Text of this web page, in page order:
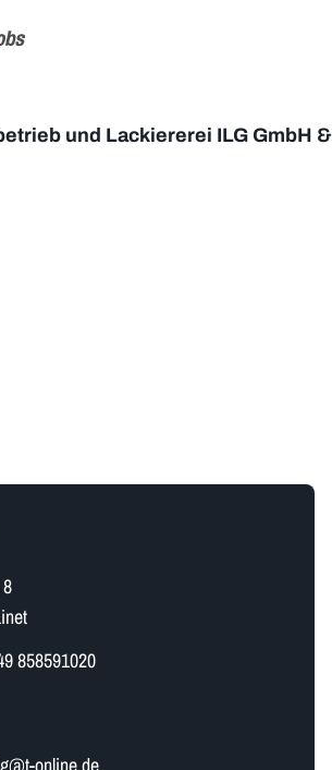
und Lackiererei ILG GmbH &
858591020